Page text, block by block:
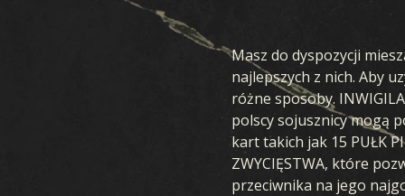
Masz do dyspozycji
najlepszych z nich. Aby
różne sposoby.
polscy sojusznicy mogą
kart takich jak 15 PUŁK
ZWYCIĘSTWA, które
przeciwnika na jego